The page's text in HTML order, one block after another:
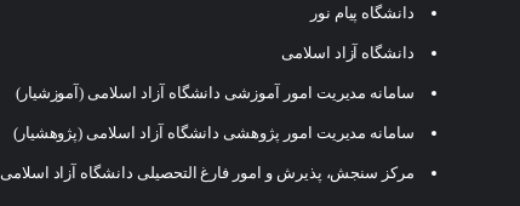
دانشگاه پیام نور
دانشگاه آزاد اسلامی
سامانه مدیریت امور آموزشی دانشگاه آزاد اسلامی (آموزشیار)
سامانه مدیریت امور پژوهشی دانشگاه آزاد اسلامی (پژوهشیار)
مرکز سنجش، پذیرش و امور فارغ التحصیلی دانشگاه آزاد اسلامی